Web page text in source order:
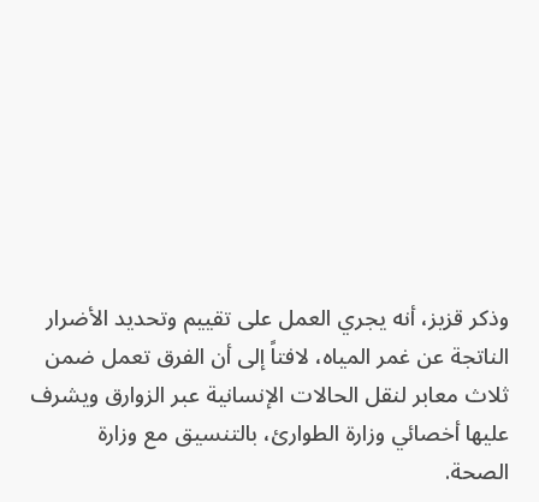
وذكر قزيز، أنه يجري العمل على تقييم وتحديد الأضرار
الناتجة عن غمر المياه، لافتاً إلى أن الفرق تعمل ضمن
ثلاث معابر لنقل الحالات الإنسانية عبر الزوارق ويشرف
عليها أخصائي وزارة الطوارئ، بالتنسيق مع وزارة
الصحة.